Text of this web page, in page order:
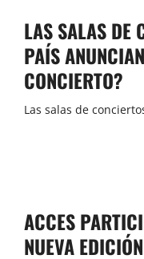
LAS SALAS DE
PAÍS
CONCIERTO?
Las salas de
ACCES
NUEVA